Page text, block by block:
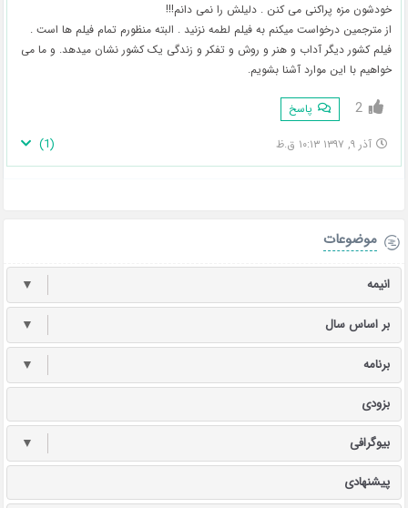
خودشون مزه پراکنی می کنن . دلیلش را نمی دانم!!!
از مترجمین درخواست میکنم به فیلم لطمه نزنید . البته منظورم تمام فیلم ها است .
فیلم کشور دیگر آداب و هنر و روش و تفکر و زندگی یک کشور نشان میدهد. و ما می
خواهیم با این موارد آشنا بشویم.
2 پاسخ
آذر ۹, ۱۳۹۷ ۱۰:۱۳ ق.ظ (
1
)
موضوعات
انیمه ▼
بر اساس سال ▼
برنامه ▼
بزودی
بیوگرافی ▼
پیشنهادی